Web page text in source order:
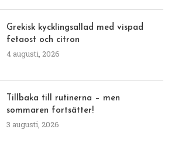
Grekisk kycklingsallad med vispad
fetaost och citron
4 augusti, 2026
Tillbaka till rutinerna – men
sommaren fortsätter!
3 augusti, 2026